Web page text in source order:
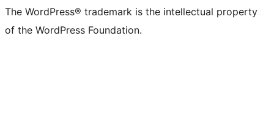
The WordPress® trademark is the intellectual property
of the WordPress Foundation.